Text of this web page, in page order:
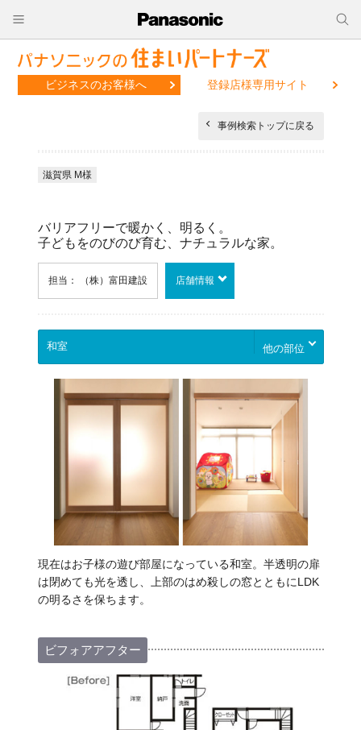
ビジネスのお客様へ 登録店様専用サイト
事例検索トップに戻る
滋賀県 M様
バリアフリーで暖かく、明るく。
子どもをのびのび育む、ナチュラルな家。
担当： （株）富田建設 店舗情報
他の部位
現在はお子様の遊び部屋になっている和室。半透明の扉
は閉めても光を透し、上部のはめ殺しの窓とともにLDK
の明るさを保ちます。
ビフォアアフター